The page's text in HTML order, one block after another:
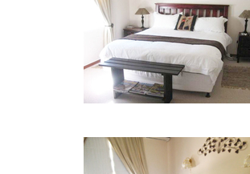
hervorragende fotografische Kulissen